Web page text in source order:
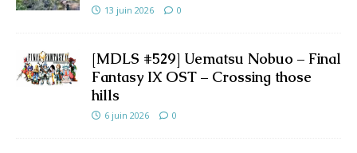
13 juin 2026 0
[MDLS #529] Uematsu Nobuo – Final
Fantasy IX OST – Crossing those
hills
6 juin 2026 0